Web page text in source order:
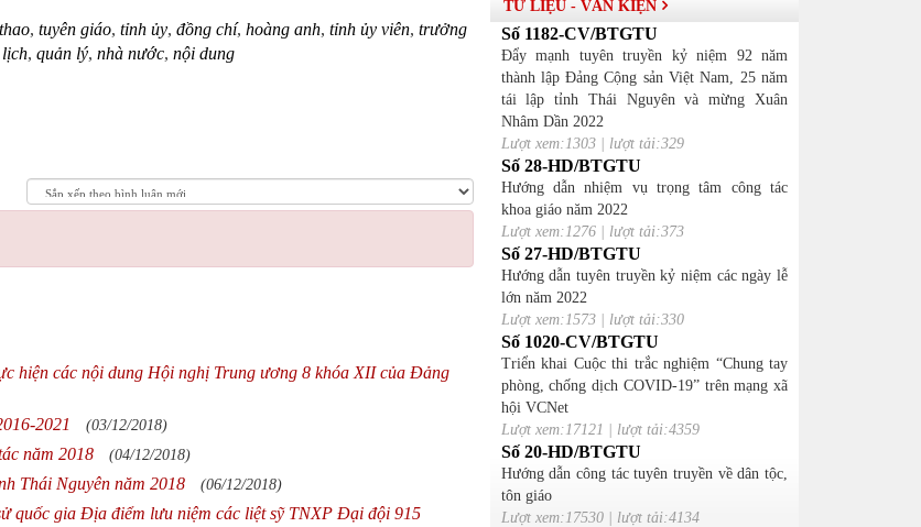
, tuyên giáo, tỉnh ủy, đồng chí, hoàng anh, tỉnh ủy viên, trưởng
, quản lý, nhà nước, nội dung
hiện các nội dung Hội nghị Trung ương 8 khóa XII của Đảng
2021 (03/12/2018)
năm 2018 (04/12/2018)
Thái Nguyên năm 2018 (06/12/2018)
quốc gia Địa điểm lưu niệm các liệt sỹ TNXP Đại đội 915
TƯ LIỆU - VĂN KIỆN
Số 1182-CV/BTGTU
Đẩy mạnh tuyên truyền kỷ niệm 92 năm
thành lập Đảng Cộng sản Việt Nam, 25 năm
tái lập tỉnh Thái Nguyên và mừng Xuân
Nhâm Dần 2022
Lượt xem:1303 | lượt tải:329
Số 28-HD/BTGTU
Hướng dẫn nhiệm vụ trọng tâm công tác
khoa giáo năm 2022
Lượt xem:1276 | lượt tải:373
Số 27-HD/BTGTU
Hướng dẫn tuyên truyền kỷ niệm các ngày lễ
lớn năm 2022
Lượt xem:1573 | lượt tải:330
Số 1020-CV/BTGTU
Triển khai Cuộc thi trắc nghiệm “Chung tay
phòng, chống dịch COVID-19” trên mạng xã
hội VCNet
Lượt xem:17121 | lượt tải:4359
Số 20-HD/BTGTU
Hướng dẫn công tác tuyên truyền về dân tộc,
tôn giáo
Lượt xem:17530 | lượt tải:4134